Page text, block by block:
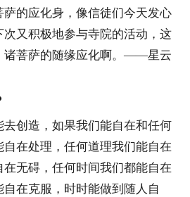
的应化身，像信徒们今天发心
又积极地参与寺院的活动，这
诸菩萨的随缘应化啊。——星云
去创造，如果我们能自在和任何
自在处理，任何道理我们能自在
无碍，任何时间我们都能自在
在克服，时时能做到随人自